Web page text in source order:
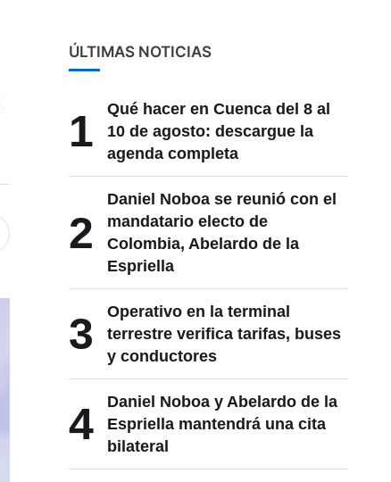
ÚLTIMAS NOTICIAS
1
Qué hacer en Cuenca del 8 al
10 de agosto: descargue la
agenda completa
2
Daniel Noboa se reunió con el
mandatario electo de
Colombia, Abelardo de la
Espriella
3
Operativo en la terminal
terrestre verifica tarifas, buses
y conductores
4
Daniel Noboa y Abelardo de la
Espriella mantendrá una cita
bilateral